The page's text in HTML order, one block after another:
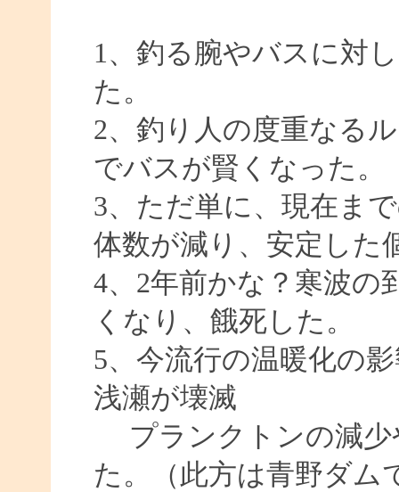
1、釣る腕やバスに対
た。
2、釣り人の度重なる
でバスが賢くなった。
3、ただ単に、現在ま
体数が減り、安定した
4、2年前かな？寒波の
くなり、餓死した。
5、今流行の温暖化の
浅瀬が壊滅
プランクトンの減少
た。（此方は青野ダム